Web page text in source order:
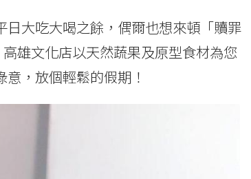
大吃大喝之餘，偶爾也想來頓「贖罪
雄文化店以天然蔬果及原型食材為您
，放個輕鬆的假期！